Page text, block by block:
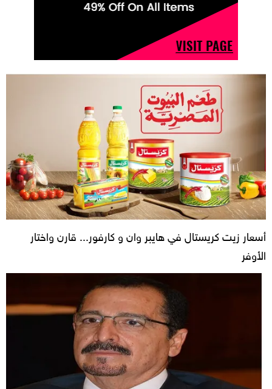
أسعار زيت كريستال في هايبر وان و كارفور... قارن واختار
الأوفر